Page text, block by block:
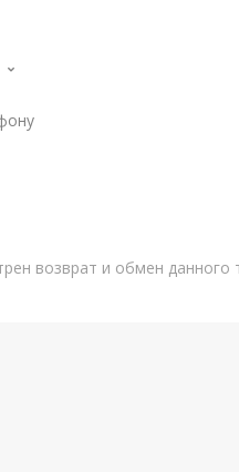
возврат и обмен данного